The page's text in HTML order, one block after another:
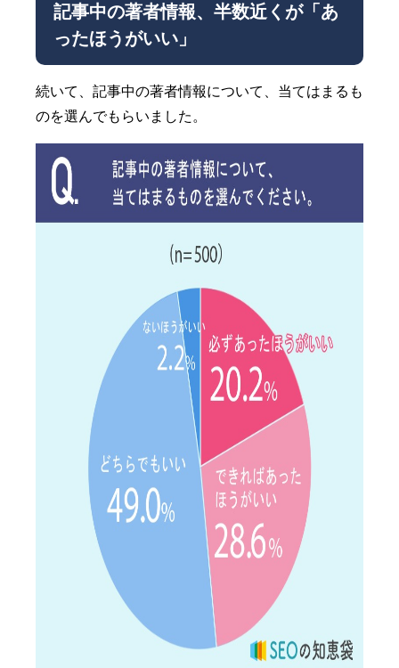
記事中の著者情報、半数近くが「あ
ったほうがいい」
続いて、記事中の著者情報について、当てはまるも
のを選んでもらいました。